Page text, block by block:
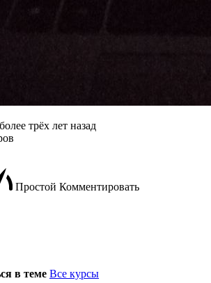
более трёх лет назад
Простой Комментировать
в теме Все курсы